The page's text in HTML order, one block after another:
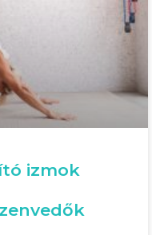
izmok